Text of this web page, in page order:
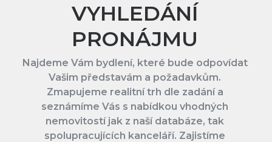
VYHLEDÁNÍ
PRONÁJMU
Najdeme Vám bydlení, které bude odpovídat
Vašim představám a požadavkům.
Zmapujeme realitní trh dle zadání a
seznámíme Vás s nabídkou vhodných
nemovitostí jak z naší databáze, tak
spolupracujících kanceláří. Zajistíme